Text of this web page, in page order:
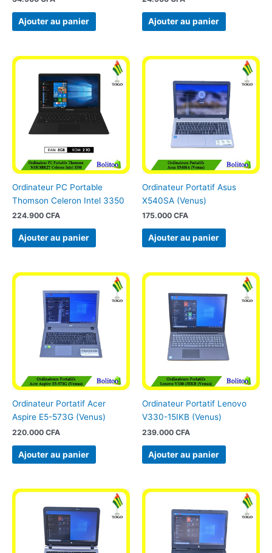
Ajouter au panier Ajouter au panier
Ordinateur PC Portable
Thomson Celeron Intel 3350
224.900 CFA
Ajouter au panier
Ordinateur Portatif Asus
X540SA (Venus)
175.000 CFA
Ajouter au panier
Ordinateur Portatif Acer
Aspire E5-573G (Venus)
220.000 CFA
Ajouter au panier
Ordinateur Portatif Lenovo
V330-15IKB (Venus)
239.000 CFA
Ajouter au panier